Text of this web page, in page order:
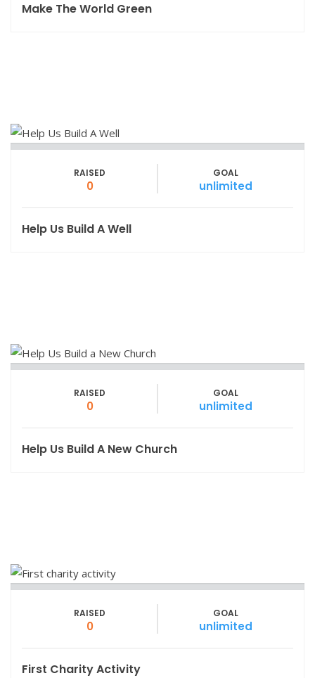
Make The World Green
RAISED
0
GOAL
unlimited
Help Us Build A Well
RAISED
0
GOAL
unlimited
Help Us Build A New Church
RAISED
0
GOAL
unlimited
First Charity Activity